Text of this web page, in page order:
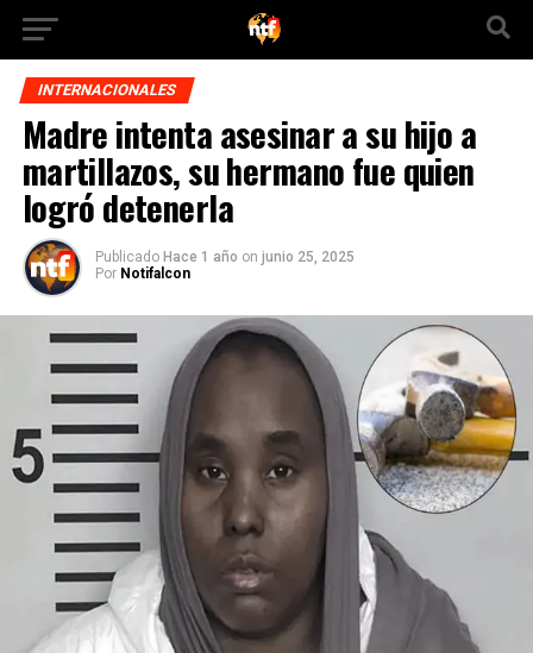
INTERNACIONALES
Madre intenta asesinar a su hijo a
martillazos, su hermano fue quien
logró detenerla
Publicado Hace 1 año on junio 25, 2025
Por Notifalcon